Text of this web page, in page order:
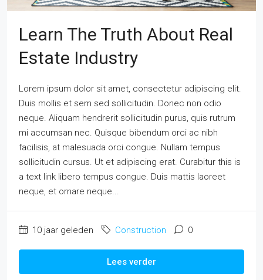
Learn The Truth About Real
Estate Industry
Lorem ipsum dolor sit amet, consectetur adipiscing elit.
Duis mollis et sem sed sollicitudin. Donec non odio
neque. Aliquam hendrerit sollicitudin purus, quis rutrum
mi accumsan nec. Quisque bibendum orci ac nibh
facilisis, at malesuada orci congue. Nullam tempus
sollicitudin cursus. Ut et adipiscing erat. Curabitur this is
a text link libero tempus congue. Duis mattis laoreet
neque, et ornare neque...
10 jaar geleden Construction 0
Lees verder